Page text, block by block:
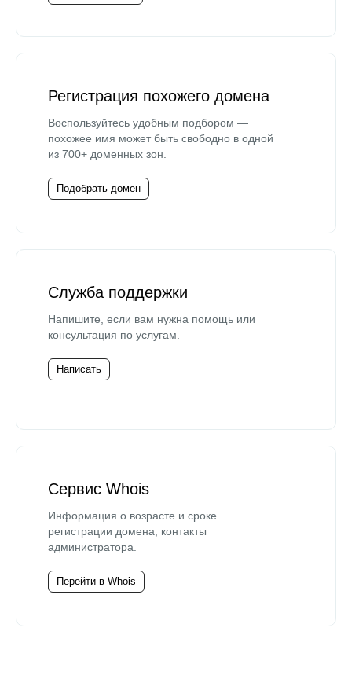
Регистрация похожего домена
Воспользуйтесь удобным подбором —
похожее имя может быть свободно в одной
из 700+ доменных зон.
Подобрать домен
Служба поддержки
Напишите, если вам нужна помощь или
консультация по услугам.
Написать
Сервис Whois
Информация о возрасте и сроке
регистрации домена, контакты
администратора.
Перейти в Whois